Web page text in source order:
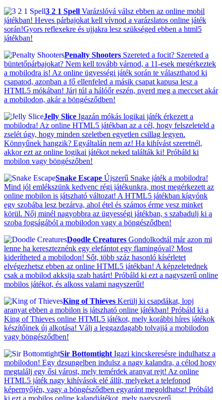
3 2 1 Spell Varázslóvá válsz ebben az online mobil
játékban! Heves párbajokat kell vívnod a varázslatos online játék
során!Gyors reflexekre és ujjakra lesz szükséged ebben a html5
játékban!
Penalty Shooters Szereted a focit? Szereted a
büntetőpárbajokat? Nem kell tovább várnod, a 11-esek megérkeztek
a mobilodra is! Az online ügyességi játék során te választhatod ki
csapatod, azonban a fő ellenfeled a másik csapat kapusa lesz a
HTML5 mókában! Járj túl a hálóőr eszén, nyerd meg a meccset akár
a mobilodon, akár a böngésződben!
Jelly Slice Igazán mókás logikai játék érkezett a
mobilodra! Az online HTML5 játékban az a cél, hogy felszeleteld a
zselét úgy, hogy minden szeletben egyetlen csillag legyen.
Könnyűnek hangzik? Egyáltalán nem az! Ha kihívást szeretnél,
akkor ezt az online logikai játékot neked találták ki! Próbáld ki
mobilon vagy böngészőben!
Snake Escape Újszerű Snake játék a mobilodra!
Mind jól emlékszünk kedvenc régi játékunkra, most megérkezett az
online mobilon is játszható változat! A HTML5 játékban kígyónk
egy szobába lesz bezárva, ahol étel és számos érme vesz minket
körül. Nőj minél nagyobbra az ügyességi játékban, s szabadulj ki a
szoba fogságából a mobilodon vagy a böngésződben!
Doodle Creatures Gondolkodtál már azon mi
lenne ha kereszteznénk egy elefántot egy flamingóval? Most
kiderítheted a mobilodon! Sőt, több száz hasonló kísérletet
elvégezhetsz ebben az online HTML5 játékban! A képzeletednek
csak a mobilod akksija szab határt! Próbáld ki ezt a nagyszerű online
mobilos játékot, és alkoss valami nagyszerűt!
King of Thieves Kerülj ki csapdákat, lopj
aranyat ebben a mobilon is játszható online játékban! Próbáld ki a
King of Thieves online HTML5 játékot, mely korábbi híres játékok
készítőinek új alkotása! Válj a leggazdagabb tolvajjá a mobilodon
vagy böngésződben!
Sir Bottomtight Igazi kincskeresésre indulhatsz a
mobilodon! Egy dzsungelben indulsz a nagy kalandra, a célod hogy
megtalálj egy ősi várost, mely temérdek aranyat rejt! Az online
HTML5 játék nagy kihívások elé állít, melyeket a telefonod
képernyőjén, vagy a böngésződben egyaránt megoldhatsz! Próbáld
ki ezt a mobilos online kalandjátékot, mely nagyszerű